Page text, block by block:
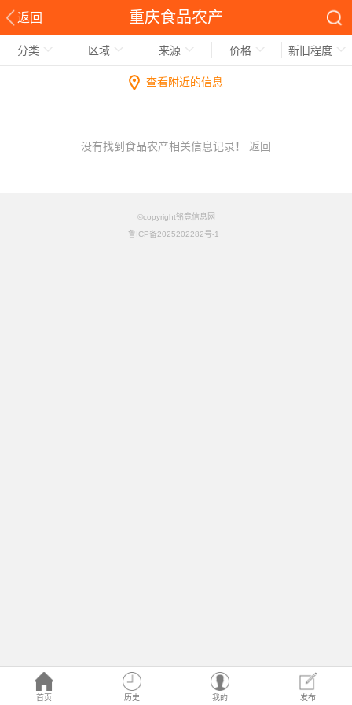
返回 重庆食品农产
首页 历史 我的 发布
分类 区域 来源 价格 新旧程度
查看附近的信息
没有找到食品农产相关信息记录！ 返回
©copyright铭竟信息网
鲁ICP备2025202282号-1